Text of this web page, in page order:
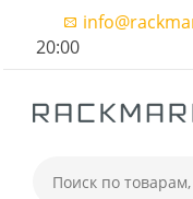
20:00